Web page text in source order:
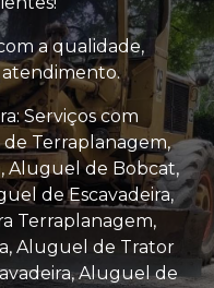
a qualidade,
Serviços com
de Terraplanagem,
Aluguel de Bobcat,
de Escavadeira,
Terraplanagem,
Aluguel de Trator
Aluguel de